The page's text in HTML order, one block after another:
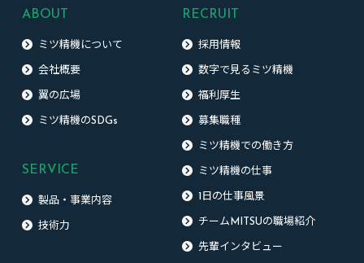
ABOUT
ミツ精機について
会社概要
翼の広場
ミツ精機のSDGs
SERVICE
製品・事業内容
技術力
RECRUIT
採用情報
数字で見るミツ精機
福利厚生
募集職種
ミツ精機での働き方
ミツ精機の仕事
1日の仕事風景
チームMITSUの職場紹介
先輩インタビュー